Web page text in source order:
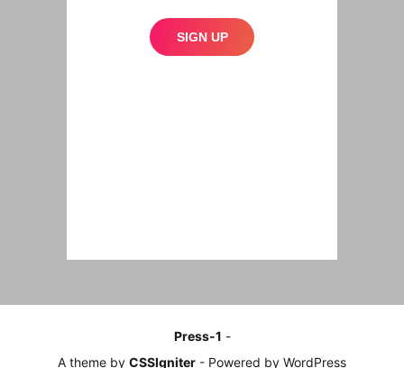
Press-1 -
A theme by CSSIgniter - Powered by WordPress